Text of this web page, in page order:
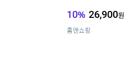
10% 26,900원
홈앤쇼핑